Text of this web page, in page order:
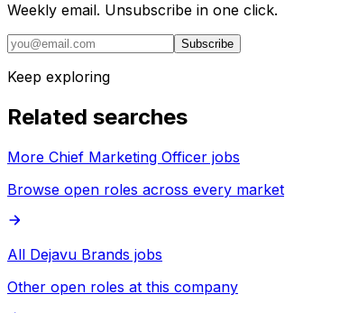
Weekly email. Unsubscribe in one click.
Subscribe
Keep exploring
Related searches
More Chief Marketing Officer jobs
Browse open roles across every market
All Dejavu Brands jobs
Other open roles at this company